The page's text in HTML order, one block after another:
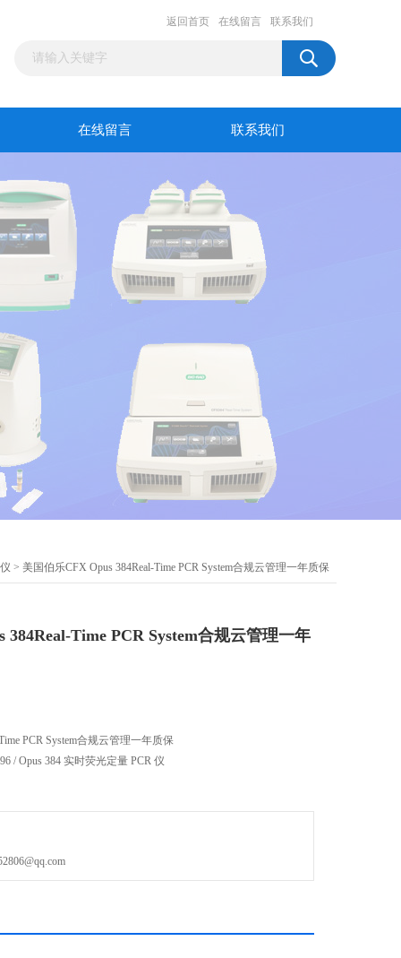
返回首页 在线留言 联系我们
在线留言 联系我们
> 美国伯乐CFX Opus 384Real-Time PCR System合规云管理一年质保
384Real-Time PCR System合规云管理一年
PCR System合规云管理一年质保
/ Opus 384 实时荧光定量 PCR 仪